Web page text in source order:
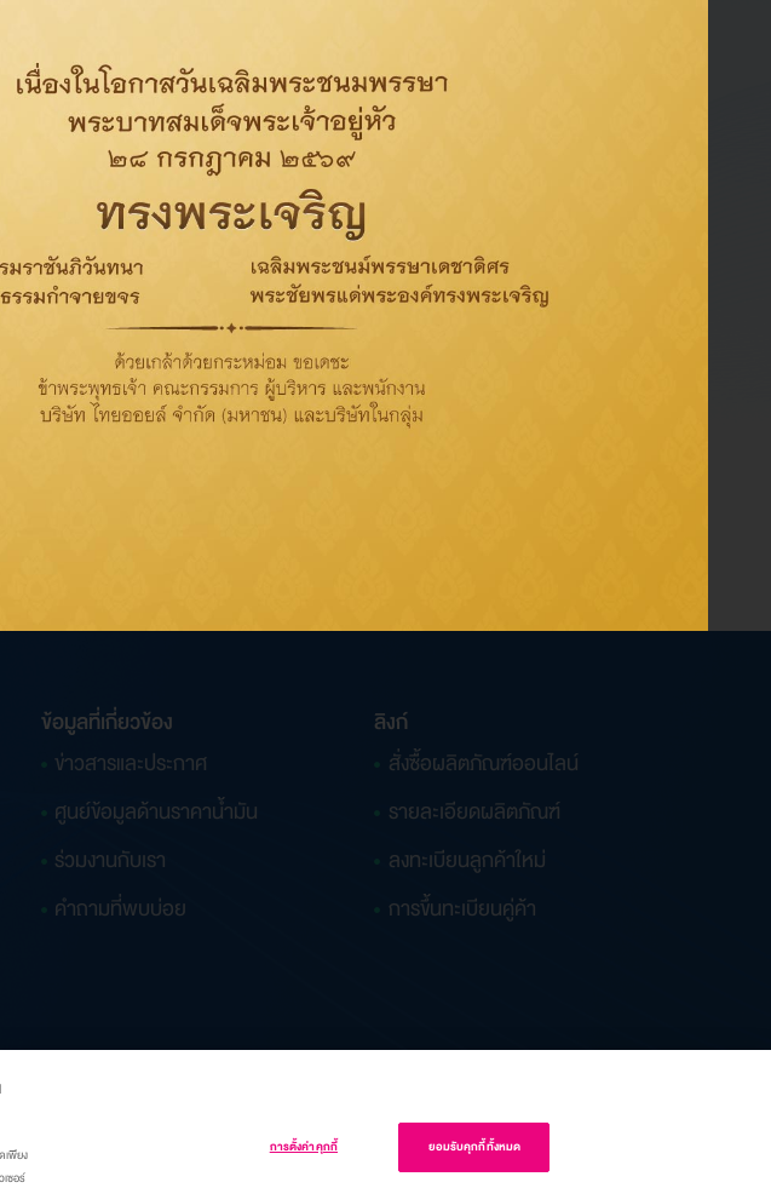
ผู้จัดการฝ่ายวางแผนการพาณิชย์
ประวัติการทำงานในช่วงระยะเวลา 5 ปี
สัดส่วนการถือหุ้นในบริษัทฯ
ข้อมูลที่เกี่ยวข้อง
ข่าวสารและประกาศ
ศูนย์ข้อมูลด้านราคาน้ำมัน
ร่วมงานกับเรา
คำถามที่พบบ่อย
ลิงก์
สั่งซื้อผลิตภัณฑ์ออนไลน์
รายละเอียดผลิตภัณฑ์
ลงทะเบียนลูกค้าใหม่
การขึ้นทะเบียนคู่ค้า
เพียง
ซอร์
การตั้งค่าคุกกี้ ยอมรับคุกกี้ทั้งหมด